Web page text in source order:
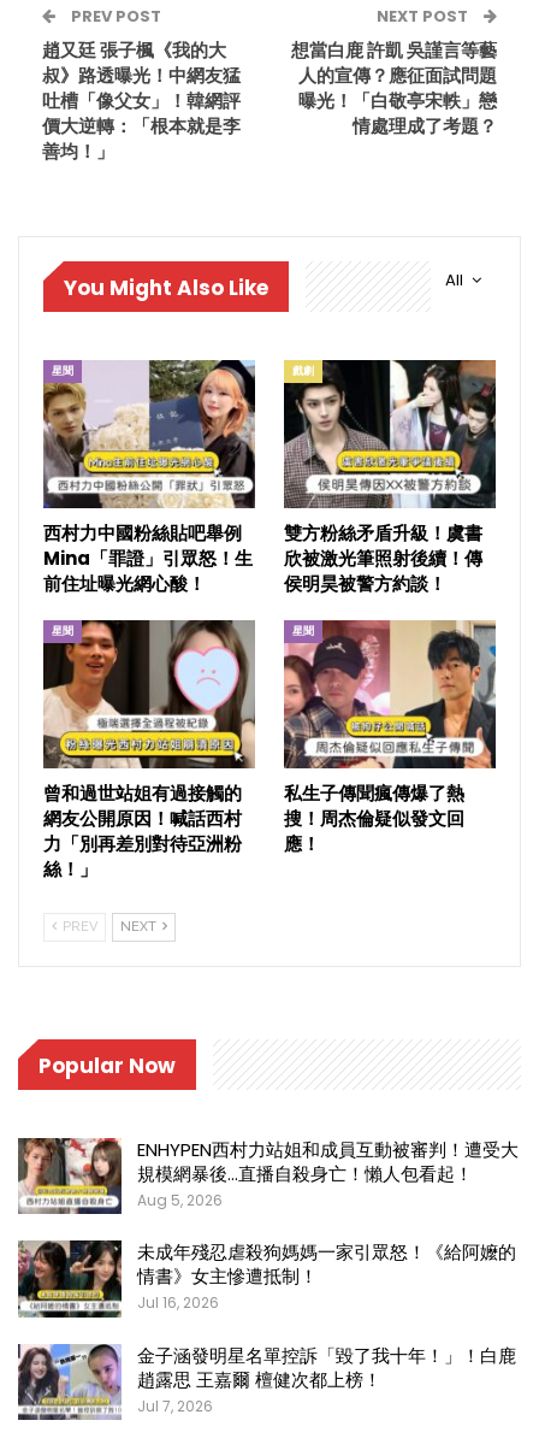
PREV POST
趙又廷 張子楓《我的大
叔》路透曝光！中網友猛
吐槽「像父女」！韓網評
價大逆轉：「根本就是李
善均！」
NEXT POST
想當白鹿 許凱 吳謹言等藝
人的宣傳？應征面試問題
曝光！「白敬亭宋軼」戀
情處理成了考題？
All
You Might Also Like
星聞
西村力中國粉絲貼吧舉例
Mina「罪證」引眾怒！生
前住址曝光網心酸！
戲劇
雙方粉絲矛盾升級！虞書
欣被激光筆照射後續！傳
侯明昊被警方約談！
星聞
曾和過世站姐有過接觸的
網友公開原因！喊話西村
力「別再差別對待亞洲粉
絲！」
星聞
私生子傳聞瘋傳爆了熱
搜！周杰倫疑似發文回
應！
PREV NEXT
Popular Now
ENHYPEN西村力站姐和成員互動被審判！遭受大
規模網暴後…直播自殺身亡！懶人包看起！
Aug 5, 2026
未成年殘忍虐殺狗媽媽一家引眾怒！《給阿嬤的
情書》女主慘遭抵制！
Jul 16, 2026
金子涵發明星名單控訴「毀了我十年！」！白鹿
趙露思 王嘉爾 檀健次都上榜！
Jul 7, 2026